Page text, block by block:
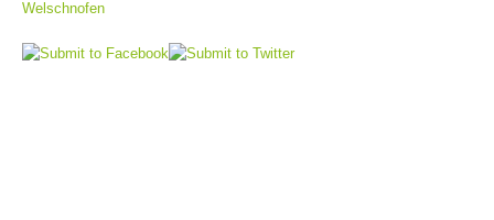
Centres de secours
Welschnofen